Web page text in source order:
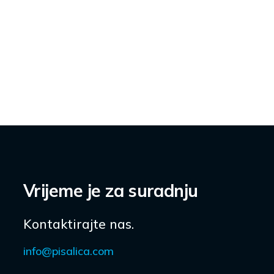
Vrijeme je za suradnju
Kontaktirajte nas.
info@pisalica.com